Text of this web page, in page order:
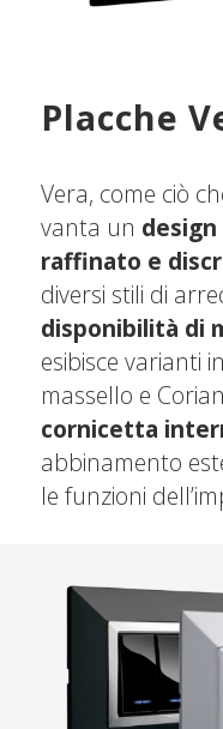
Placche
Vera, come ciò
vanta un
raffinato e
diversi stili di
disponibilità di
esibisce varianti
massello e
cornicetta
abbinamento
le funzioni